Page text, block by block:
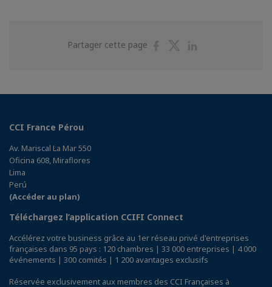
Partager cette page
PartagerPartager
CCI France Pérou
Av. Mariscal La Mar 550
Oficina 608, Miraflores
Lima
Perú
(Accéder au plan)
Téléchargez l’application CCIFI Connect
Accélérez votre business grâce au 1er réseau privé d'entreprises
françaises dans 95 pays : 120 chambres | 33 000 entreprises | 4 000
événements | 300 comités | 1 200 avantages exclusifs
Réservée exclusivement aux membres des CCI Françaises à